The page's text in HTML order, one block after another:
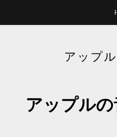
アップ
アップル